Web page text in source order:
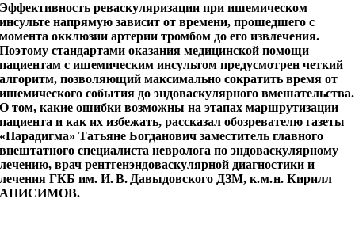
Эффективность реваскуляризации при ишемическом
инсульте напрямую зависит от времени, прошедшего с
момента окклюзии артерии тромбом до его извлечения.
Поэтому стандартами оказания медицинской помощи
пациентам с ишемическим инсультом предусмотрен четкий
алгоритм, позволяющий максимально сократить время от
ишемического события до эндоваскулярного вмешательства.
О том, какие ошибки возможны на этапах маршрутизации
пациента и как их избежать, рассказал обозревателю газеты
«Парадигма» Татьяне Богданович заместитель главного
внештатного специалиста невролога по эндоваскулярному
лечению, врач рентгенэндоваскулярной диагностики и
лечения ГКБ им. И. В. Давыдовского ДЗМ, к. м. н. Кирилл
АНИСИМОВ.